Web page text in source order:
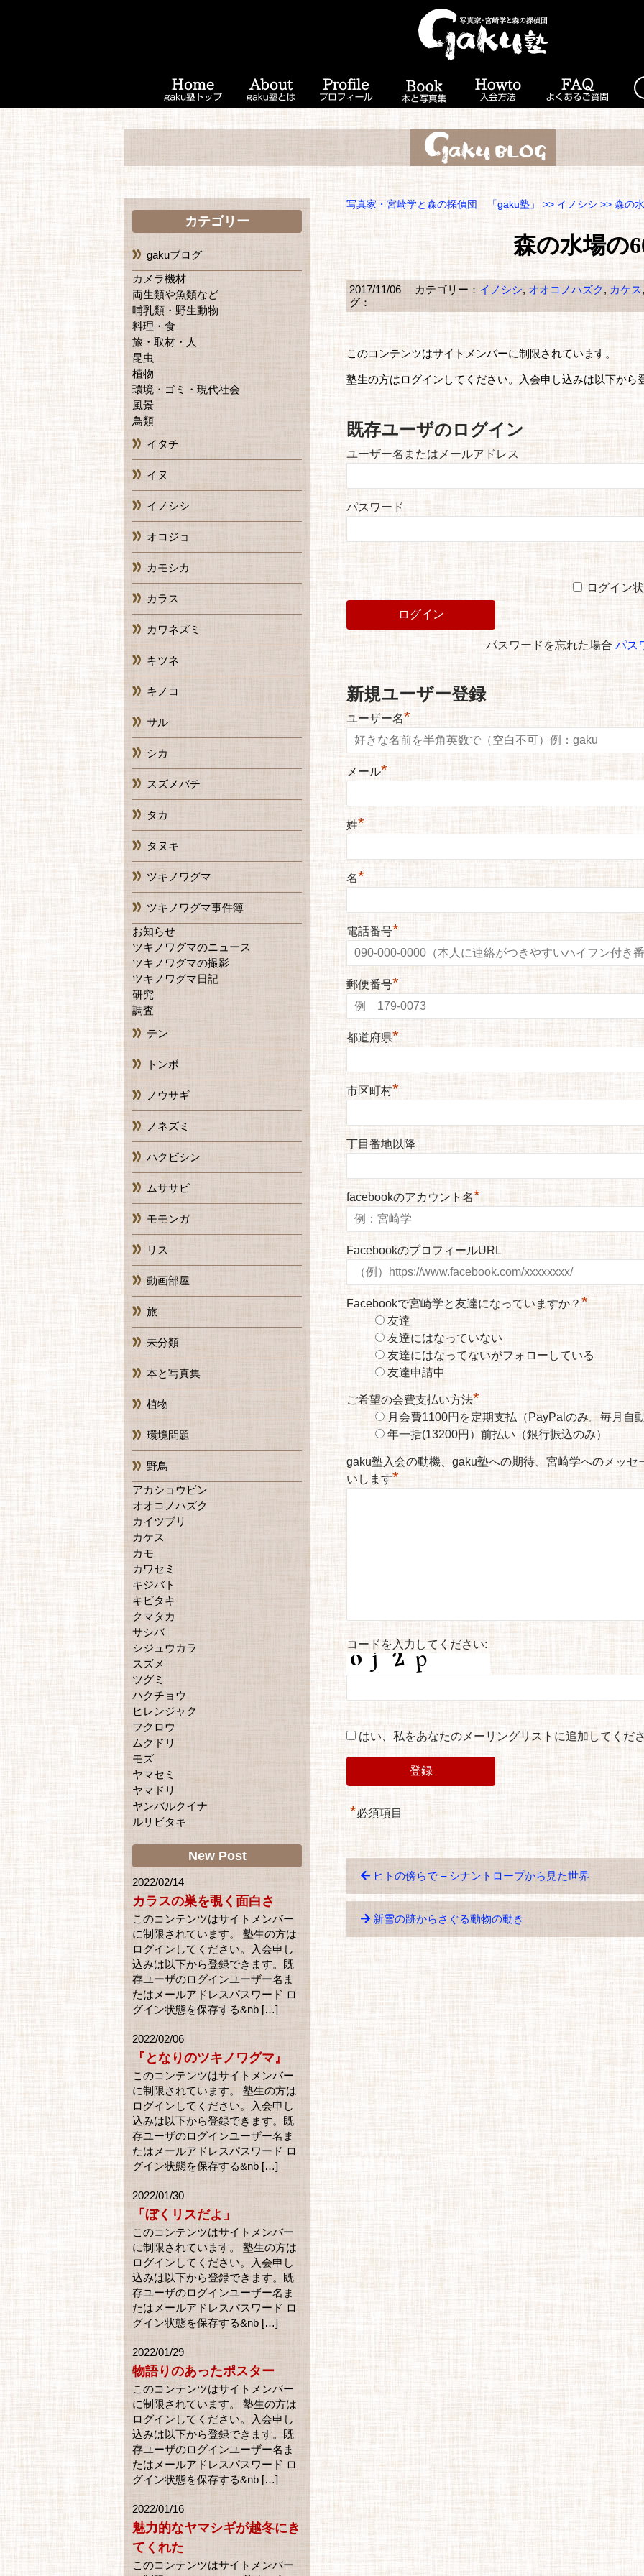
写真家・宮崎学と森の探偵団 「gaku塾」 >> イノシシ >> 森の
森の水場の
2017/11/06 カテゴリー： イノシシ, オオコノハズク, カケス
グ：
このコンテンツはサイトメンバーに制限されています。
塾生の方はログインしてください。入会申し込みは以下から
既存ユーザのログイン
ユーザー名またはメールアドレス
パスワード
ログイン
パスワードを忘れた場合 パス
新規ユーザー登録
ユーザー名*
メール*
姓*
名*
電話番号*
郵便番号*
都道府県*
市区町村*
丁目番地以降
facebookのアカウント名*
FacebookのプロフィールURL
Facebookで宮崎学と友達になっていますか？ *
友達
友達にはなっていない
友達にはなってないがフォローしている
友達申請中
ご希望の会費支払い方法*
月会費1100円を定期支払（PayPalのみ。毎月自
年一括(13200円）前払い（銀行振込のみ）
gaku塾入会の動機、gaku塾への期待、宮崎学へのメッセ
いします*
コードを入力してください:
はい、私をあなたのメーリングリストに追加してくだ
*必須項目
ヒトの傍らで – シナントロープから見た世界
新雪の跡からさぐる動物の動き
カテゴリー
gakuブログ
カメラ機材
両生類や魚類など
哺乳類・野生動物
料理・食
旅・取材・人
昆虫
植物
環境・ゴミ・現代社会
風景
鳥類
イタチ
イヌ
イノシシ
オコジョ
カモシカ
カラス
カワネズミ
キツネ
キノコ
サル
シカ
スズメバチ
タカ
タヌキ
ツキノワグマ
ツキノワグマ事件簿
お知らせ
ツキノワグマのニュース
ツキノワグマの撮影
ツキノワグマ日記
研究
調査
テン
トンボ
ノウサギ
ノネズミ
ハクビシン
ムササビ
モモンガ
リス
動画部屋
旅
未分類
本と写真集
植物
環境問題
野鳥
アカショウビン
オオコノハズク
カイツブリ
カケス
カモ
カワセミ
キジバト
キビタキ
クマタカ
サシバ
シジュウカラ
スズメ
ツグミ
ハクチョウ
ヒレンジャク
フクロウ
ムクドリ
モズ
ヤマセミ
ヤマドリ
ヤンバルクイナ
ルリビタキ
New Post
2022/02/14
カラスの巣を覗く面白さ
このコンテンツはサイトメンバー
に制限されています。 塾生の方は
ログインしてください。入会申し
込みは以下から登録できます。既
存ユーザのログインユーザー名ま
たはメールアドレスパスワード ロ
グイン状態を保存する&nb […]
2022/02/06
『となりのツキノワグマ』
このコンテンツはサイトメンバー
に制限されています。 塾生の方は
ログインしてください。入会申し
込みは以下から登録できます。既
存ユーザのログインユーザー名ま
たはメールアドレスパスワード ロ
グイン状態を保存する&nb […]
2022/01/30
「ぼくリスだよ」
このコンテンツはサイトメンバー
に制限されています。 塾生の方は
ログインしてください。入会申し
込みは以下から登録できます。既
存ユーザのログインユーザー名ま
たはメールアドレスパスワード ロ
グイン状態を保存する&nb […]
2022/01/29
物語りのあったポスター
このコンテンツはサイトメンバー
に制限されています。 塾生の方は
ログインしてください。入会申し
込みは以下から登録できます。既
存ユーザのログインユーザー名ま
たはメールアドレスパスワード ロ
グイン状態を保存する&nb […]
2022/01/16
魅力的なヤマシギが越冬にき
てくれた
このコンテンツはサイトメンバー